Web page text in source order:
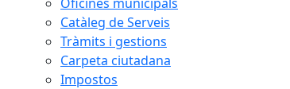
Catàleg de Serveis
Tràmits i gestions
Carpeta ciutadana
Impostos